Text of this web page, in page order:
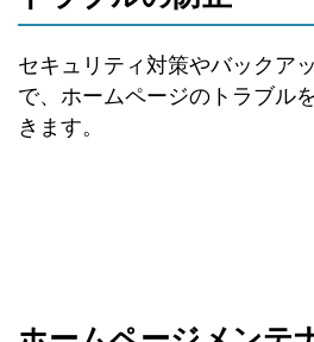
セキュリティ対策やバックア
で、ホームページのトラブル
きます。